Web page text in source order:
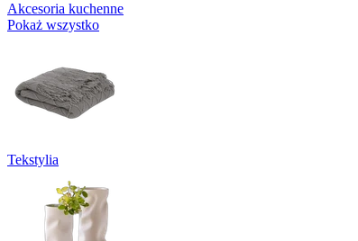
Akcesoria kuchenne
Pokaż wszystko
Tekstylia